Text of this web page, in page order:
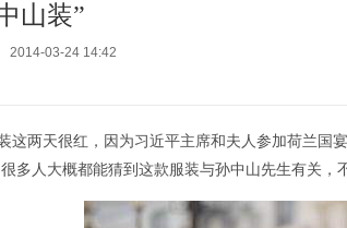
山装”
2014-03-24 14:42
这两天很红，因为习近平主席和夫人参加荷兰国
多人大概都能猜到这款服装与孙中山先生有关，